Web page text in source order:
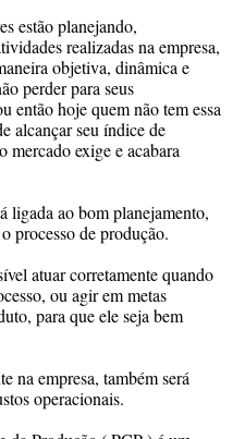
estão planejando,
realizadas na empresa,
objetiva, dinâmica e
perder para seus
então hoje quem não tem essa
alcançar seu índice de
mercado exige e acabara
ligada ao bom planejamento,
processo de produção.
atuar corretamente quando
ou agir em metas
para que ele seja bem
na empresa, também será
operacionais.